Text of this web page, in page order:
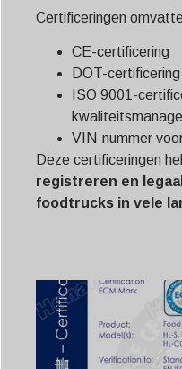
Certificeringen
CE-certificering
DOT-certificering
ISO 9001-
VIN-nummer
Deze certificeringen
registreren en
foodtrucks in vele